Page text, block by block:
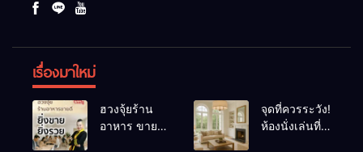
เรื่องมาใหม่
ฮวงจุ้ยร้าน
อาหาร ขายดี
จุดที่ควรระวัง!
ห้องนั่งเล่นที่